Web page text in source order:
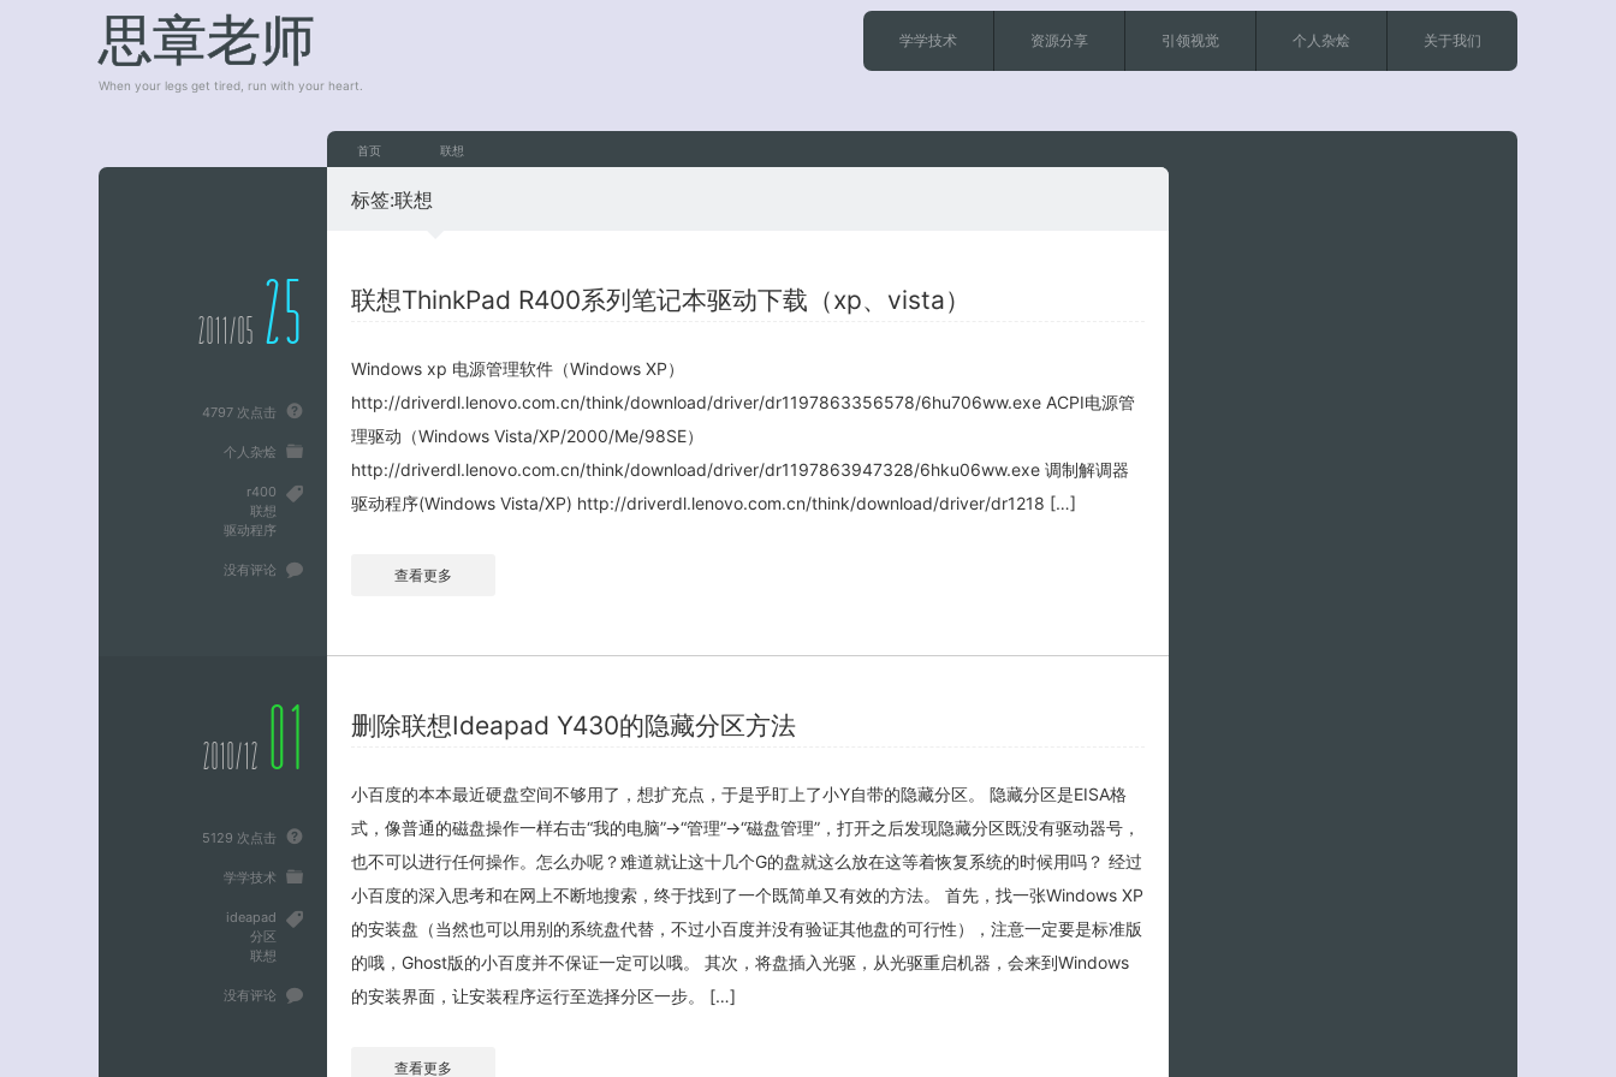
思章老师
When your legs get tired, run with your heart.
学学技术 资源分享 引领视觉 个人杂烩 关于我们
首页 联想
标签:联想
联想ThinkPad R400系列笔记本驱动下载（xp、vista）
Windows xp 电源管理软件（Windows XP）
http://driverdl.lenovo.com.cn/think/download/driver/dr1197863356578/6hu706ww.exe ACPI电源管
理驱动（Windows Vista/XP/2000/Me/98SE）
http://driverdl.lenovo.com.cn/think/download/driver/dr1197863947328/6hku06ww.exe 调制解调器
驱动程序(Windows Vista/XP) http://driverdl.lenovo.com.cn/think/download/driver/dr1218 […]
查看更多
2011/05 25
4797 次点击
个人杂烩
r400
联想
驱动程序
没有评论
删除联想Ideapad Y430的隐藏分区方法
小百度的本本最近硬盘空间不够用了，想扩充点，于是乎盯上了小Y自带的隐藏分区。 隐藏分区是EISA格
式，像普通的磁盘操作一样右击“我的电脑”→“管理”→“磁盘管理”，打开之后发现隐藏分区既没有驱动器号，
也不可以进行任何操作。怎么办呢？难道就让这十几个G的盘就这么放在这等着恢复系统的时候用吗？ 经过
小百度的深入思考和在网上不断地搜索，终于找到了一个既简单又有效的方法。 首先，找一张Windows XP
的安装盘（当然也可以用别的系统盘代替，不过小百度并没有验证其他盘的可行性），注意一定要是标准版
的哦，Ghost版的小百度并不保证一定可以哦。 其次，将盘插入光驱，从光驱重启机器，会来到Windows
的安装界面，让安装程序运行至选择分区一步。 […]
查看更多
2010/12 01
5129 次点击
学学技术
ideapad
分区
联想
没有评论
关闭弹窗